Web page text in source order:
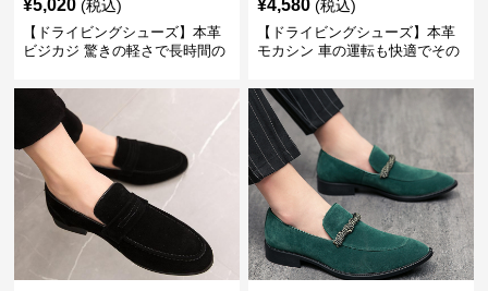
¥5,020 (税込)
【ドライビングシューズ】本革
ビジカジ 驚きの軽さで長時間の
¥4,580 (税込)
【ドライビングシューズ】本革
モカシン 車の運転も快適でその